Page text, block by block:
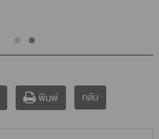
พิมพ์ กลับ